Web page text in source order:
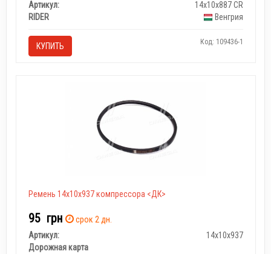
Артикул:
14х10х887 CR
RIDER
Венгрия
КУПИТЬ Код: 109436-1
Ремень 14х10х937 компрессора <ДК>
95 грн
срок 2 дн.
Артикул:
14х10х937
Дорожная карта